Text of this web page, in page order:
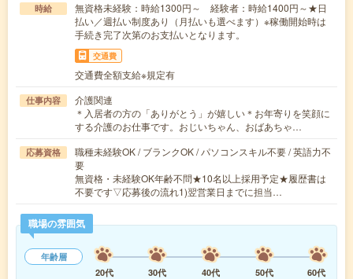
時給
無資格未経験：時給1300円～ 経験者：時給1400円～★日
払い／週払い制度あり（月払いも選べます）※稼働開始時は
手続き完了次第のお支払いとなります。
交通費
交通費全額支給※規定有
仕事内容
介護関連
＊入居者の方の「ありがとう」が嬉しい＊お年寄りを笑顔に
する介護のお仕事です。おじいちゃん、おばあちゃ…
応募資格
職種未経験OK / ブランクOK / パソコンスキル不要 / 英語力不
要
無資格・未経験OK年齢不問★10名以上採用予定★履歴書は
不要です▽応募後の流れ1)翌営業日までに担当…
職場の雰囲気
年齢層
20代
30代 40代 50代
60代